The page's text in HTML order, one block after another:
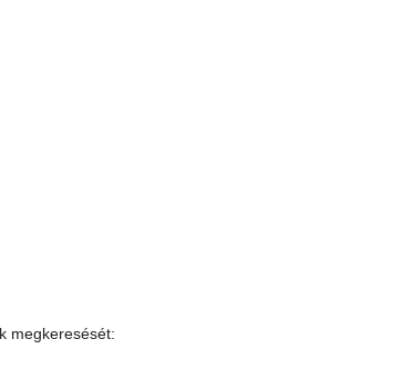
megkeresését: